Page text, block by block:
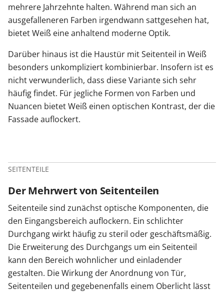
mehrere Jahrzehnte halten. Während man sich an
ausgefalleneren Farben irgendwann sattgesehen hat,
bietet Weiß eine anhaltend moderne Optik.
Darüber hinaus ist die Haustür mit Seitenteil in Weiß
besonders unkompliziert kombinierbar. Insofern ist es
nicht verwunderlich, dass diese Variante sich sehr
häufig findet. Für jegliche Formen von Farben und
Nuancen bietet Weiß einen optischen Kontrast, der die
Fassade auflockert.
SEITENTEILE
Der Mehrwert von Seitenteilen
Seitenteile sind zunächst optische Komponenten, die
den Eingangsbereich auflockern. Ein schlichter
Durchgang wirkt häufig zu steril oder geschäftsmäßig.
Die Erweiterung des Durchgangs um ein Seitenteil
kann den Bereich wohnlicher und einladender
gestalten. Die Wirkung der Anordnung von Tür,
Seitenteilen und gegebenenfalls einem Oberlicht lässt